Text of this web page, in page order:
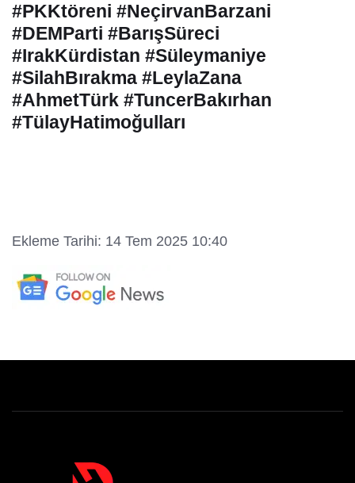
#PKKtöreni #NeçirvanBarzani
#DEMParti #BarışSüreci
#IrakKürdistan #Süleymaniye
#SilahBırakma #LeylaZana
#AhmetTürk #TuncerBakırhan
#TülayHatimoğulları
Ekleme Tarihi: 14 Tem 2025 10:40